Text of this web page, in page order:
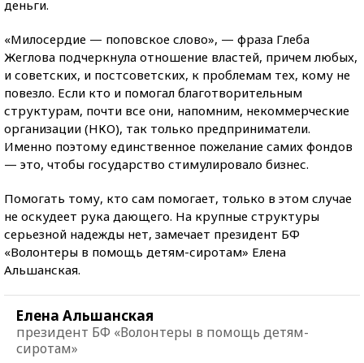
деньги.
«Милосердие — поповское слово», — фраза Глеба
Жеглова подчеркнула отношение властей, причем любых,
и советских, и постсоветских, к проблемам тех, кому не
повезло. Если кто и помогал благотворительным
структурам, почти все они, напомним, некоммерческие
организации (НКО), так только предприниматели.
Именно поэтому единственное пожелание самих фондов
— это, чтобы государство стимулировало бизнес.
Помогать тому, кто сам помогает, только в этом случае
не оскудеет рука дающего. На крупные структуры
серьезной надежды нет, замечает президент БФ
«Волонтеры в помощь детям-сиротам» Елена
Альшанская.
Елена Альшанская
президент БФ «Волонтеры в помощь детям-
сиротам»